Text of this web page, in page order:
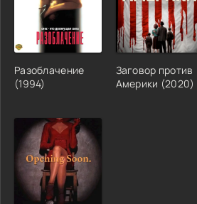
Разоблачение
(1994)
Заговор против
Америки (2020)